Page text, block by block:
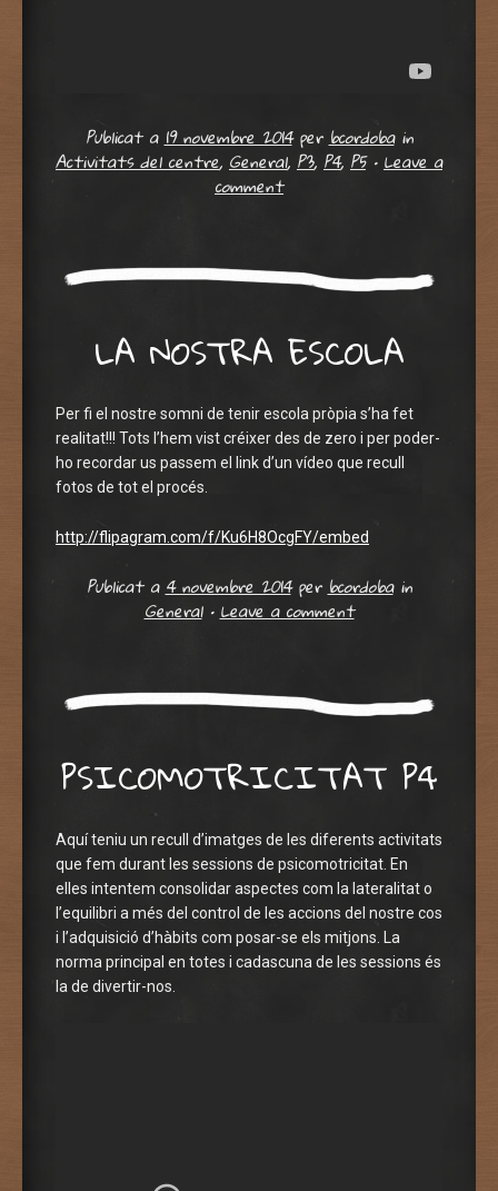
Publicat a19 novembre 2014perbcordoba in
Activitats del centre, General, P3, P4, P5 •Leave a
comment
LA NOSTRA ESCOLA
Per fi el nostre somni de tenir escola pròpia s’ha fet
realitat!!! Tots l’hem vist créixer des de zero i per poder-
ho recordar us passem el link d’un vídeo que recull
fotos de tot el procés.
http://flipagram.com/f/Ku6H8OcgFY/embed
Publicat a4 novembre 2014perbcordoba in
General •Leave a comment
PSICOMOTRICITAT P4
Aquí teniu un recull d’imatges de les diferents activitats
que fem durant les sessions de psicomotricitat. En
elles intentem consolidar aspectes com la lateralitat o
l’equilibri a més del control de les accions del nostre cos
i l’adquisició d’hàbits com posar-se els mitjons. La
norma principal en totes i cadascuna de les sessions és
la de divertir-nos.